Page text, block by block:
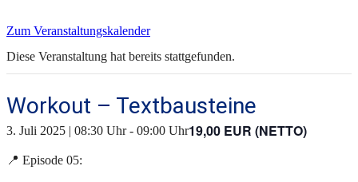
Zum Veranstaltungskalender
Diese Veranstaltung hat bereits stattgefunden.
Workout – Textbausteine
3. Juli 2025 | 08:30 Uhr- 09:00 Uhr19,00 EUR (NETTO)
📍 Episode 05: